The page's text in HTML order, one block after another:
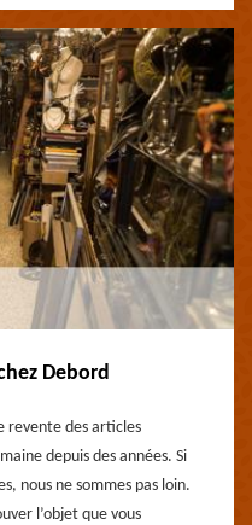
Debord
revente des articles
depuis des années. Si
nous ne sommes pas loin.
l’objet que vous